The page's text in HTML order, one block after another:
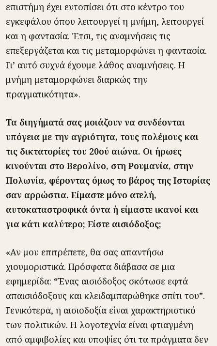
επιστήμη έχει εντοπίσει ότι στο κέντρο του
εγκεφάλου όπου λειτουργεί η μνήμη, λειτουργεί
και η φαντασία. Έτσι, τις αναμνήσεις τις
επεξεργάζεται και τις μεταμορφώνει η φαντασία.
Γι’ αυτό συχνά έχουμε λάθος αναμνήσεις. Η
μνήμη μεταμορφώνει διαρκώς την
πραγματικότητα».
Τα διηγήματά σας μοιάζουν να συνδέονται
υπόγεια με την αγριότητα, τους πολέμους και
τις δικτατορίες του 20ού αιώνα. Οι ήρωες
κινούνται στο Βερολίνο, στη Ρουμανία, στην
Πολωνία, φέροντας όμως το βάρος της Ιστορίας
σαν αρρώστια. Είμαστε μόνο ατελή,
αυτοκαταστροφικά όντα ή είμαστε ικανοί και
για κάτι καλύτερο; Είστε αισιόδοξος;
«Αν μου επιτρέπετε, θα σας απαντήσω
χιουμοριστικά. Πρόσφατα διάβασα σε μια
εφημερίδα: “Ένας αισιόδοξος σκότωσε εφτά
απαισιόδοξους και κλειδαμπαρώθηκε σπίτι του”.
Γενικότερα, η αισιοδοξία είναι χαρακτηριστικό
των πολιτικών. Η λογοτεχνία είναι φτιαγμένη
από αμφιβολίες και υποψίες ότι τα πράγματα δεν